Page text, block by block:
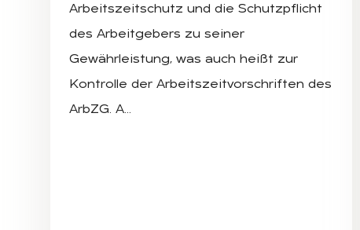
Arbeitszeitschutz und die Schutzpflicht
des Arbeitgebers zu seiner
Gewährleistung, was auch heißt zur
Kontrolle der Arbeitszeitvorschriften des
ArbZG. A…